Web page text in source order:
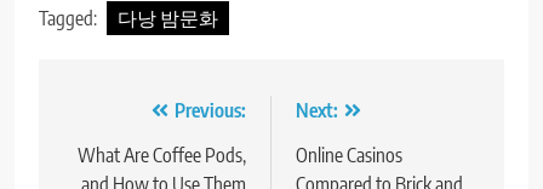
Tagged: 다낭 밤문화
navigation
Previous:
What Are Coffee Pods,
Next:
Online Casinos